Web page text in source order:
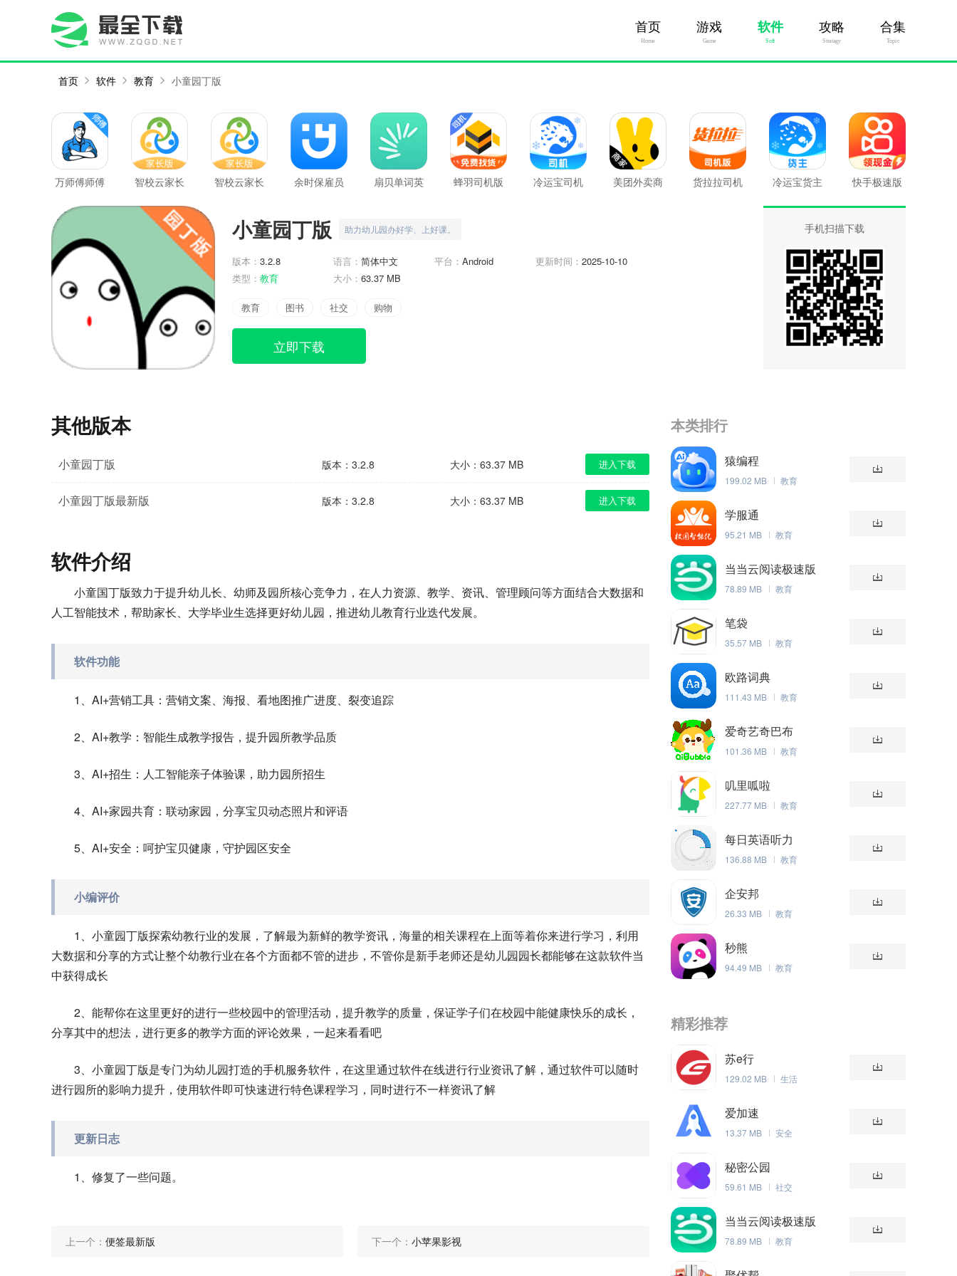
首页
Home
游戏
Game
软件
Soft
攻略
Stratagy
合集
Topic
首页 软件 教育 小童园丁版
万师傅师傅
智校云家长
智校云家长
余时保雇员
扇贝单词英
蜂羽司机版
冷运宝司机
美团外卖商
货拉拉司机
冷运宝货主
快手极速版
手机扫描下载
小童园丁版 助力幼儿园办好学、上好课。
版本： 3.2.8 语言： 简体中文 平台： Android 更新时间： 2025-10-10
类型： 教育 大小： 63.37 MB
教育 图书 社交 购物
立即下载
其他版本
小童园丁版 版本：3.2.8 大小：63.37 MB 进入下载
小童园丁版最新版 版本：3.2.8 大小：63.37 MB 进入下载
软件介绍
小童国丁版致力于提升幼儿长、幼师及园所核心竞争力，在人力资源、教学、资讯、管理顾问等方面结合大数据和
人工智能技术，帮助家长、大学毕业生选择更好幼儿园，推进幼儿教育行业迭代发展。
软件功能
1、AI+营销工具：营销文案、海报、看地图推广进度、裂变追踪
2、AI+教学：智能生成教学报告，提升园所教学品质
3、AI+招生：人工智能亲子体验课，助力园所招生
4、AI+家园共育：联动家园，分享宝贝动态照片和评语
5、AI+安全：呵护宝贝健康，守护园区安全
小编评价
1、小童园丁版探索幼教行业的发展，了解最为新鲜的教学资讯，海量的相关课程在上面等着你来进行学习，利用
大数据和分享的方式让整个幼教行业在各个方面都不管的进步，不管你是新手老师还是幼儿园园长都能够在这款软件当
中获得成长
2、能帮你在这里更好的进行一些校园中的管理活动，提升教学的质量，保证学子们在校园中能健康快乐的成长，
分享其中的想法，进行更多的教学方面的评论效果，一起来看看吧
3、小童园丁版是专门为幼儿园打造的手机服务软件，在这里通过软件在线进行行业资讯了解，通过软件可以随时
进行园所的影响力提升，使用软件即可快速进行特色课程学习，同时进行不一样资讯了解
更新日志
1、修复了一些问题。
上一个： 便签最新版 下一个： 小苹果影视
本类排行
猿编程
199.02 MB 教育
学服通
95.21 MB 教育
当当云阅读极速版
78.89 MB 教育
笔袋
35.57 MB 教育
欧路词典
111.43 MB 教育
爱奇艺奇巴布
101.36 MB 教育
叽里呱啦
227.77 MB 教育
每日英语听力
136.88 MB 教育
企安邦
26.33 MB 教育
秒熊
94.49 MB 教育
精彩推荐
苏e行
129.02 MB 生活
爱加速
13.37 MB 安全
秘密公园
59.61 MB 社交
当当云阅读极速版
78.89 MB 教育